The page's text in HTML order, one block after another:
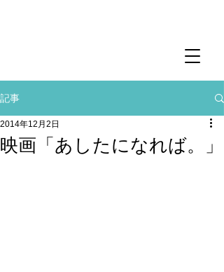
記事
映画「あしたになれば。」
2014年12月2日